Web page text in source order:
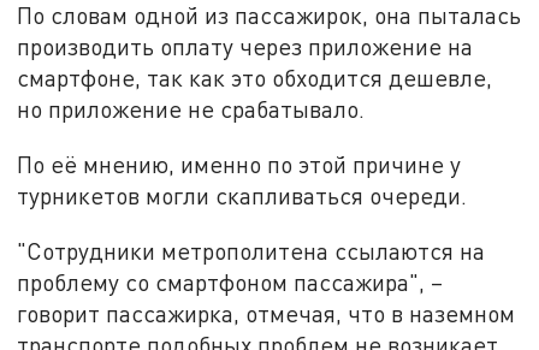
По словам одной из пассажирок, она пыталась
производить оплату через приложение на
смартфоне, так как это обходится дешевле,
но приложение не срабатывало.
По её мнению, именно по этой причине у
турникетов могли скапливаться очереди.
"Сотрудники метрополитена ссылаются на
проблему со смартфоном пассажира", –
говорит пассажирка, отмечая, что в наземном
транспорте подобных проблем не возникает.